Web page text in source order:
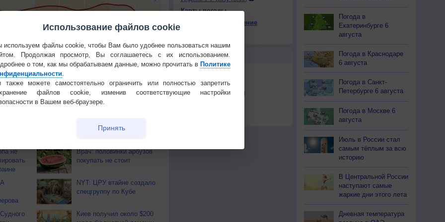
+6 +5 +5 +6 +4 +7 +14 +7 +3
декада Мобильная версия
не
Врач: половинки арбузов
покупать не стоит
NYT: ЦРУ втайне создало
спецгруппу по Кубе
Киев получил около $200
Карты погоды
Атмосферное давление
КОНТАКТЫ
Политика
конфиденциальности
Погода в
Екатеринбурге 6
августа
Погода в Краснодаре
6 августа
Погода в Санкт-
Петербурге 6 августа
Погода в Москве 6
августа
Июль в России стал
самым тёплым за всю
историю
В Центральной России
наступают самые
жаркие дни этого лета
Дневная температура
Использование файлов cookie
используем файлы cookie, чтобы Вам было удобнее пользоваться нашим
Продолжая просмотр, Вы соглашаетесь с их использованием.
о том, как мы обрабатываем данные, можно прочитать в Политике
также можете самостоятельно ограничить или полностью запретить
файлов cookie, изменив соответствующие настройки
в Вашем веб-браузере.
Принять